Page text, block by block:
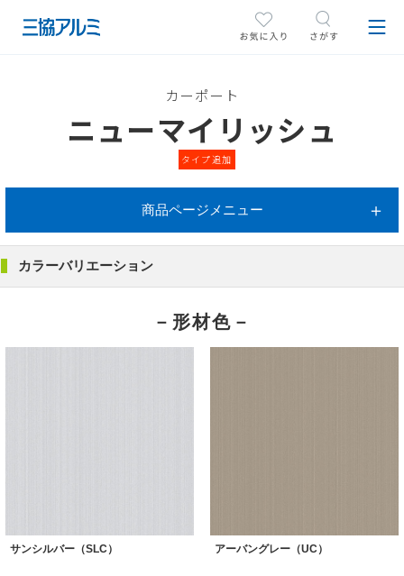
カーポート
ニューマイリッシュ
タイプ追加
商品ページメニュー
カラーバリエーション
－形材色－
サンシルバー（SLC） アーバングレー（UC）